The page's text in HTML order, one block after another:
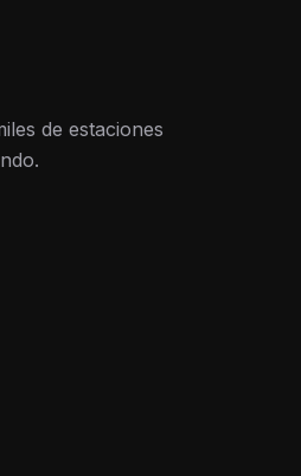
de estaciones